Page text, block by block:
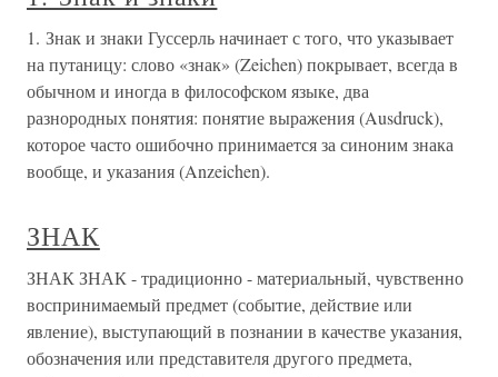
1. Знак и знаки Гуссерль начинает с того, что указывает
на путаницу: слово «знак» (Zeichen) покрывает, всегда в
обычном и иногда в философском языке, два
разнородных понятия: понятие выражения (Ausdruck),
которое часто ошибочно принимается за синоним знака
вообще, и указания (Anzeichen).
ЗНАК
ЗНАК ЗНАК - традиционно - материальный, чувственно
воспринимаемый предмет (событие, действие или
явление), выступающий в познании в качестве указания,
обозначения или представителя другого предмета,